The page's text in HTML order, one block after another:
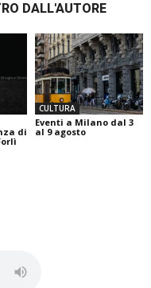
DALL'AUTORE
di
CULTURA
Eventi a Milano dal 3
al 9 agosto